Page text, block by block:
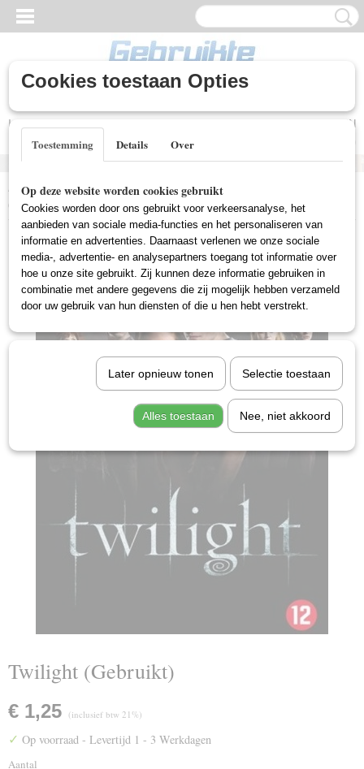
Inloggen
UW WINKELWAGEN
Home >Gebruikte DVD's>Romantische DVD Gebruikt
(Gebruikt)
Twilight (Gebruikt)
€ 1,25 (inclusief btw 21%)
✓ Op voorraad - Levertijd 1 - 3 Werkdagen
Aantal
Cookies toestaan Opties
Toestemming Details Over
Op deze website worden cookies gebruikt
Cookies worden door ons gebruikt voor verkeersanalyse, het
aanbieden van sociale media-functies en het personaliseren van
informatie en advertenties. Daarnaast verlenen we onze sociale
media-, advertentie- en analysepartners toegang tot informatie over
hoe u onze site gebruikt. Zij kunnen deze informatie gebruiken in
combinatie met andere gegevens die zij mogelijk hebben verzameld
door uw gebruik van hun diensten of die u hen hebt verstrekt.
Later opnieuw tonen Selectie toestaan
Alles toestaan Nee, niet akkoord